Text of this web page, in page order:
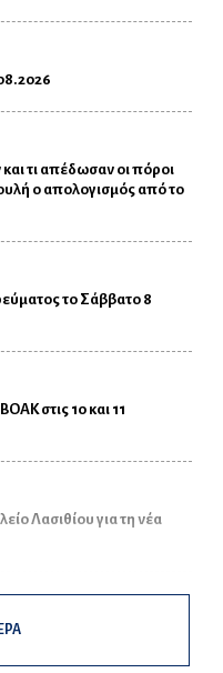
τι απέδωσαν οι πόροι
ο απολογισμός από το
το Σάββατο 8
στις 10 και 11
Λασιθίου για τη νέα